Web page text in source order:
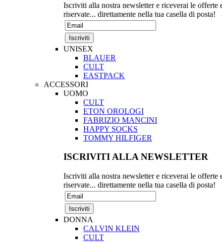
Iscriviti alla nostra newsletter e riceverai le offerte
riservate... direttamente nella tua casella di posta!
UNISEX
BLAUER
CULT
EASTPACK
ACCESSORI
UOMO
CULT
ETON OROLOGI
FABRIZIO MANCINI
HAPPY SOCKS
TOMMY HILFIGER
ISCRIVITI ALLA NEWSLETTER
Iscriviti alla nostra newsletter e riceverai le offerte
riservate... direttamente nella tua casella di posta!
DONNA
CALVIN KLEIN
CULT